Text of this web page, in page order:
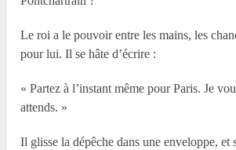
Le roi a le pouvoir entre les mains, les
pour lui. Il se hâte d’écrire :
« Partez à l’instant même pour Paris. Je
attends. »
Il glisse la dépêche dans une enveloppe, et